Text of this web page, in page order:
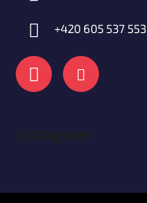
+420 605 537 553
Instagram